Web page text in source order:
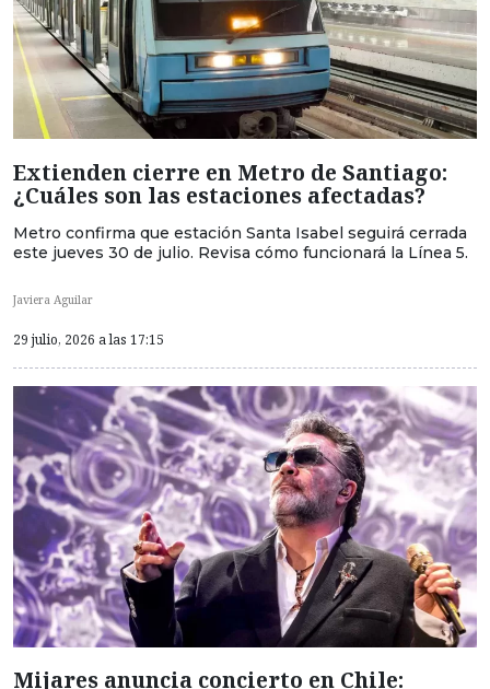
Extienden cierre en Metro de Santiago:
¿Cuáles son las estaciones afectadas?
Metro confirma que estación Santa Isabel seguirá cerrada
este jueves 30 de julio. Revisa cómo funcionará la Línea 5.
Javiera Aguilar
29 julio, 2026 a las 17:15
Mijares anuncia concierto en Chile: